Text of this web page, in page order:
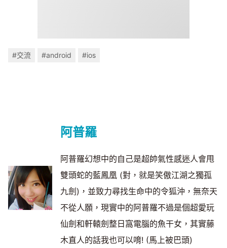
#交流 #android #ios
阿普羅
阿普羅幻想中的自己是超帥氣性感迷人會甩
雙頭蛇的藍鳳凰 (對，就是笑傲江湖之獨孤
九劍)，並致力尋找生命中的令狐沖，無奈天
不從人願，現實中的阿普羅不過是個超愛玩
仙劍和軒轅劍整日窩電腦的魚干女，其實藤
木直人的話我也可以唷! (馬上被巴頭)